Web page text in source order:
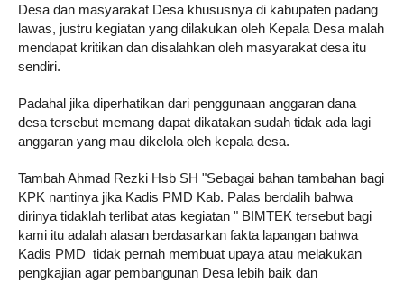
Desa dan masyarakat Desa khususnya di kabupaten padang
lawas, justru kegiatan yang dilakukan oleh Kepala Desa malah
mendapat kritikan dan disalahkan oleh masyarakat desa itu
sendiri.
Padahal jika diperhatikan dari penggunaan anggaran dana
desa tersebut memang dapat dikatakan sudah tidak ada lagi
anggaran yang mau dikelola oleh kepala desa.
Tambah Ahmad Rezki Hsb SH "Sebagai bahan tambahan bagi
KPK nantinya jika Kadis PMD Kab. Palas berdalih bahwa
dirinya tidaklah terlibat atas kegiatan " BIMTEK tersebut bagi
kami itu adalah alasan berdasarkan fakta lapangan bahwa
Kadis PMD tidak pernah membuat upaya atau melakukan
pengkajian agar pembangunan Desa lebih baik dan